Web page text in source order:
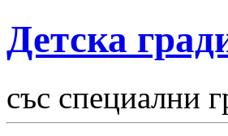
Детска
със специални